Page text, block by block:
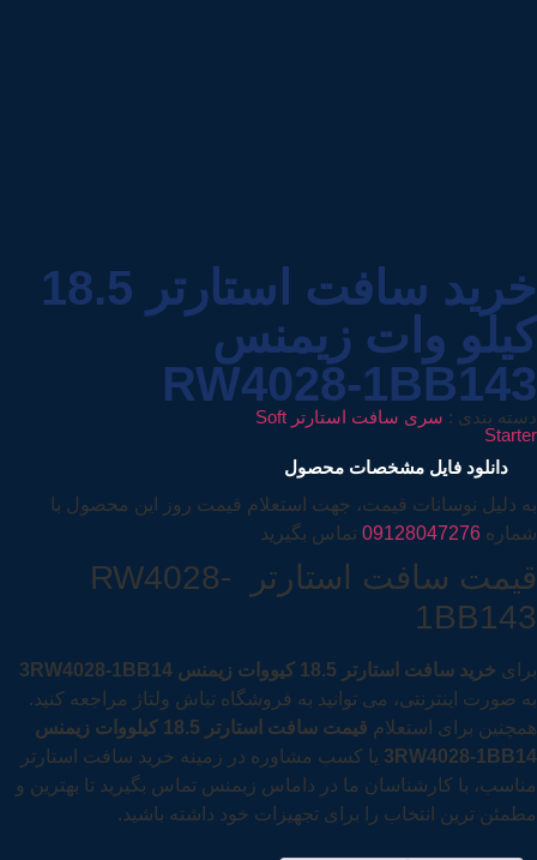
خرید سافت استارتر 18.5
کیلو وات زیمنس
RW4028-1BB143
دسته بندی :
سری سافت استارتر Soft
Starter
دانلود فایل مشخصات محصول
به دلیل نوسانات قیمت، جهت استعلام قیمت روز این محصول با
شماره 09128047276 تماس بگیرید
قیمت سافت استارتر RW4028-
1BB143
برای خرید سافت استارتر 18.5 کیووات زیمنس
3RW4028-1BB14
به صورت اینترنتی، می توانید به فروشگاه تیاش ولتاژ مراجعه کنید.
همچنین برای استعلام قیمت سافت استارتر 18.5 کیلووات زیمنس
3RW4028-1BB14 یا کسب مشاوره در زمینه خرید سافت استارتر
مناسب، با کارشناسان ما در داماس زیمنس تماس بگیرید تا بهترین و
مطمئن ترین انتخاب را برای تجهیزات خود داشته باشید.